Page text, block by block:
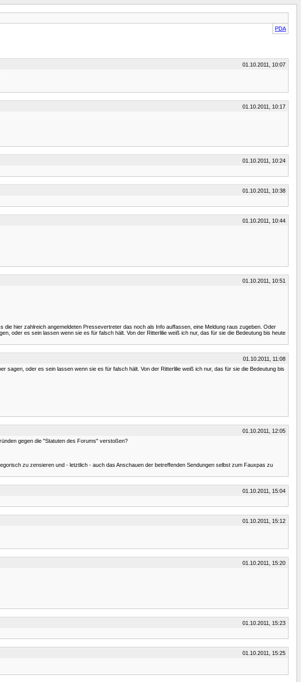
PDA
01.10.2011, 10:07
01.10.2011, 10:17
01.10.2011, 10:24
01.10.2011, 10:38
01.10.2011, 10:44
01.10.2011, 10:51
hier zahlreich angemeldeten Pressevertreter das noch als Info auffassen, eine Meldung raus zugeben. Oder
oder es sein lassen wenn sie es für falsch hält. Von der Ritterlilie weiß ich nur, das für sie die Bedeutung bis heute
01.10.2011, 11:08
oder es sein lassen wenn sie es für falsch hält. Von der Ritterlilie weiß ich nur, das für sie die Bedeutung bis
01.10.2011, 12:05
gegen die "Statuten des Forums" verstoßen?
zu zensieren und - letztlich - auch das Anschauen der betreffenden Sendungen selbst zum Fauxpas zu
01.10.2011, 15:04
01.10.2011, 15:12
01.10.2011, 15:20
01.10.2011, 15:23
01.10.2011, 15:25